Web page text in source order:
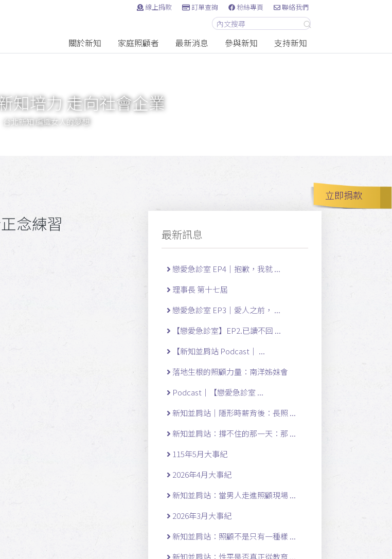
線上捐款 訂單查詢 粉絲專頁 聯絡我們
關於新知 家庭照顧者 最新消息 參與新知 支持新知
立即捐款
知培力 走向社會企業
台北新知 編織女人的夢想
念練習 最新訊息
戀愛急診室 EP4｜抱歉，我就 ...
理事長 第十七屆
戀愛急診室 EP3｜愛人之前， ...
【戀愛急診室】EP2.已讀不回 ...
【新知並肩站 Podcast｜ ...
落地生根的照顧力量：南洋姊妹會
Podcast｜【戀愛急診室 ...
新知並肩站｜隱形時薪背後：長照 ...
新知並肩站：撐不住的那一天：那 ...
115年5月大事紀
2026年4月大事紀
新知並肩站：當男人走進照顧現場 ...
2026年3月大事紀
新知並肩站：照顧不是只有一種樣 ...
新知並肩站：性平是否真正從教育 ...